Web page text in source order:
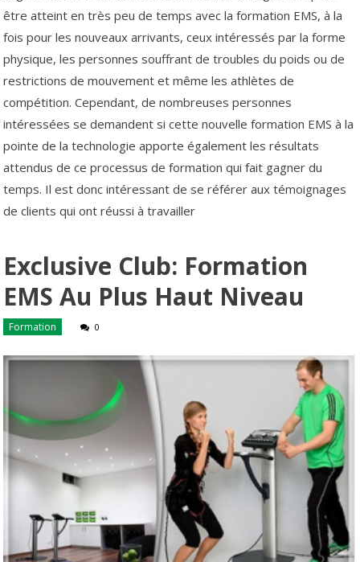
être atteint en très peu de temps avec la formation EMS, à la
fois pour les nouveaux arrivants, ceux intéressés par la forme
physique, les personnes souffrant de troubles du poids ou de
restrictions de mouvement et même les athlètes de
compétition. Cependant, de nombreuses personnes
intéressées se demandent si cette nouvelle formation EMS à la
pointe de la technologie apporte également les résultats
attendus de ce processus de formation qui fait gagner du
temps. Il est donc intéressant de se référer aux témoignages
de clients qui ont réussi à travailler
Exclusive Club: Formation
EMS Au Plus Haut Niveau
Formation 0